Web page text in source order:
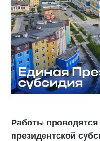
Работы
президентской